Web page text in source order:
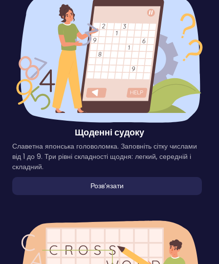
Щоденні судоку
Славетна японська головоломка. Заповніть сітку числами
від 1 до 9. Три рівні складності щодня: легкий, середній і
складний.
Розвʼязати